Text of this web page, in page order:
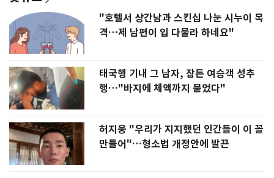
"호텔서 상간남과 스킨십 나눈 시누이 목
격…제 남편이 입 다물라 하네요"
태국행 기내 그 남자, 잠든 여승객 성추
행…"바지에 체액까지 묻었다"
허지웅 "우리가 지지했던 인간들이 이 꼴
만들어"…형소법 개정안에 발끈